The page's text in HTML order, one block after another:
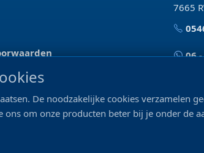
7665
06
De noodzakelijke cookies verzamelen
om onze producten beter bij je onder de